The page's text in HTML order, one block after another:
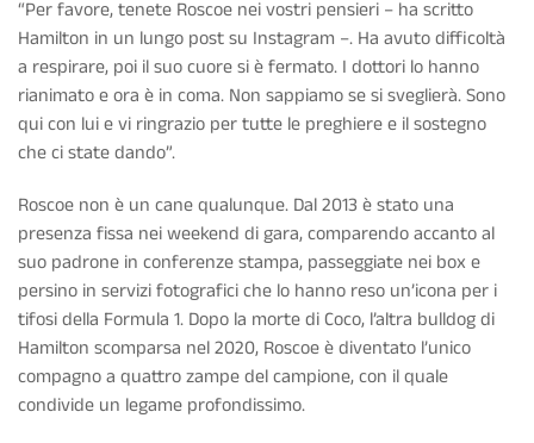
“Per favore, tenete Roscoe nei vostri pensieri – ha scritto
Hamilton in un lungo post su Instagram –. Ha avuto difficoltà
a respirare, poi il suo cuore si è fermato. I dottori lo hanno
rianimato e ora è in coma. Non sappiamo se si sveglierà. Sono
qui con lui e vi ringrazio per tutte le preghiere e il sostegno
che ci state dando”.
Roscoe non è un cane qualunque. Dal 2013 è stato una
presenza fissa nei weekend di gara, comparendo accanto al
suo padrone in conferenze stampa, passeggiate nei box e
persino in servizi fotografici che lo hanno reso un’icona per i
tifosi della Formula 1. Dopo la morte di Coco, l’altra bulldog di
Hamilton scomparsa nel 2020, Roscoe è diventato l’unico
compagno a quattro zampe del campione, con il quale
condivide un legame profondissimo.